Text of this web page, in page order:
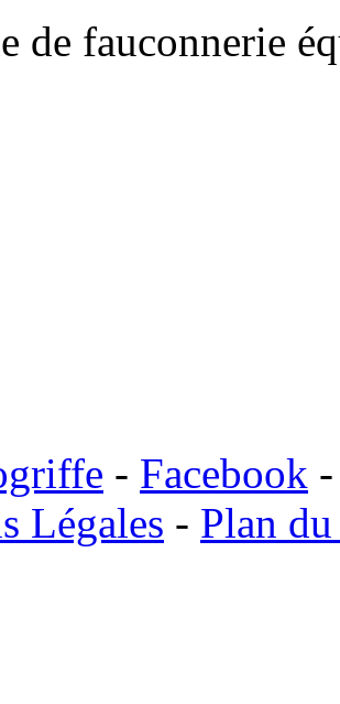
de fauconnerie
- Facebook
Légales - Plan